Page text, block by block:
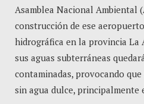
Asamblea Nacional Ambiental
construcción de ese
hidrográfica en la provincia La
sus aguas subterráneas
contaminadas, provocando
sin agua dulce, principalmente